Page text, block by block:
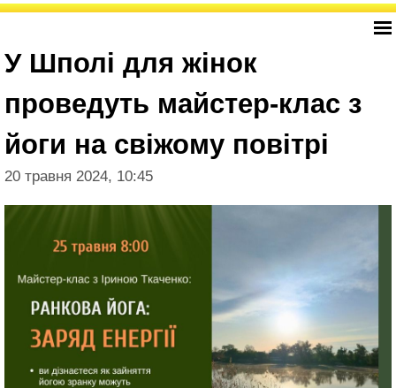
У Шполі для жінок
проведуть майстер-клас з
йоги на свіжому повітрі
20 травня 2024, 10:45